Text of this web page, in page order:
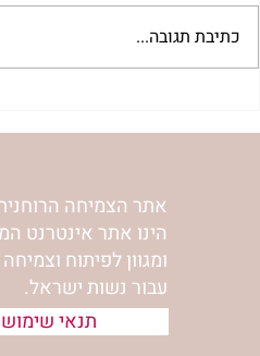
כתיבת תגובה...
אתר הצמיחה
הינו אתר אינטרנט
ומגוון לפיתוח
עבור נשות ישראל.
תנאי